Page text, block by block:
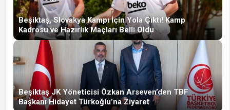
Beşiktaş, Slovakya Kampı İçin Yola Çıktı! Kamp
Kadrosu ve Hazırlık Maçları Belli Oldu
Beşiktaş JK Yöneticisi Özkan Arseven’den TBF
Başkanı Hidayet Türkoğlu’na Ziyaret